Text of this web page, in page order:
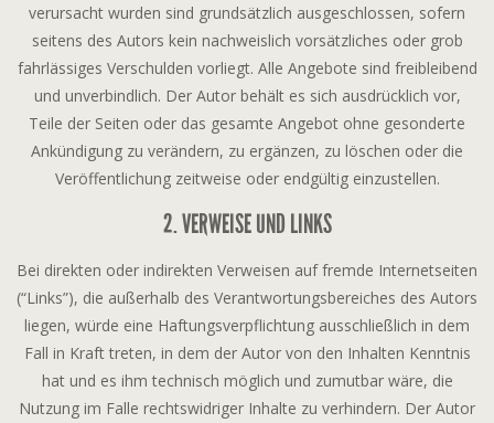
verursacht wurden sind grundsätzlich ausgeschlossen, sofern
seitens des Autors kein nachweislich vorsätzliches oder grob
fahrlässiges Verschulden vorliegt. Alle Angebote sind freibleibend
und unverbindlich. Der Autor behält es sich ausdrücklich vor,
Teile der Seiten oder das gesamte Angebot ohne gesonderte
Ankündigung zu verändern, zu ergänzen, zu löschen oder die
Veröffentlichung zeitweise oder endgültig einzustellen.
2. VERWEISE UND LINKS
Bei direkten oder indirekten Verweisen auf fremde Internetseiten
(“Links”), die außerhalb des Verantwortungsbereiches des Autors
liegen, würde eine Haftungsverpflichtung ausschließlich in dem
Fall in Kraft treten, in dem der Autor von den Inhalten Kenntnis
hat und es ihm technisch möglich und zumutbar wäre, die
Nutzung im Falle rechtswidriger Inhalte zu verhindern. Der Autor